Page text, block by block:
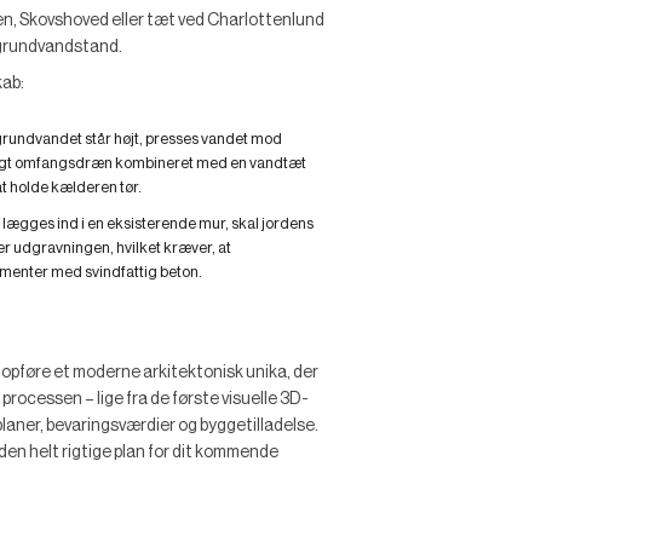
Skovshoved eller tæt ved Charlottenlund
står højt, presses vandet mod
omfangsdræn kombineret med en vandtæt
holde kælderen tør.
ind i en eksisterende mur, skal jordens
udgravningen, hvilket kræver, at
med svindfattig beton.
et moderne arkitektonisk unika, der
– lige fra de første visuelle 3D-
bevaringsværdier og byggetilladelse.
helt rigtige plan for dit kommende